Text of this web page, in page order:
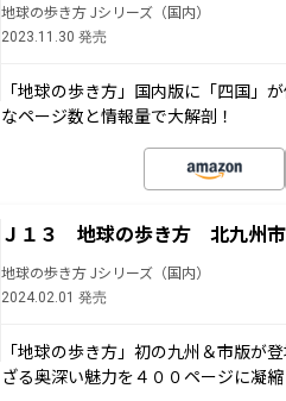
地球の歩き方 Jシリーズ（国内）
2023.11.30 発売
「地球の歩き方」国内版に「四国」
なページ数と情報量で大解剖！
Ｊ１３ 地球の歩き方 北九州市
地球の歩き方 Jシリーズ（国内）
2024.02.01 発売
「地球の歩き方」初の九州＆市版が
ざる奥深い魅力を４００ページに凝縮